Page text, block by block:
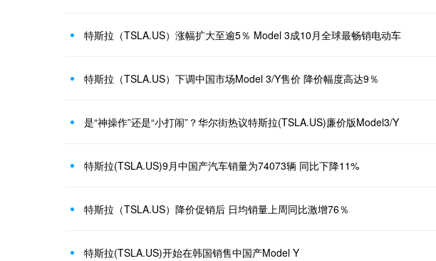
特斯拉（TSLA.US）涨幅扩大至逾5％ Model 3成10月全球最畅销电动车
特斯拉（TSLA.US）下调中国市场Model 3/Y售价 降价幅度高达9％
是“神操作”还是“小打闹”？华尔街热议特斯拉(TSLA.US)廉价版Model3/Y
特斯拉(TSLA.US)9月中国产汽车销量为74073辆 同比下降11%
特斯拉（TSLA.US）降价促销后 日均销量上周同比激增76％
特斯拉(TSLA.US)开始在韩国销售中国产Model Y